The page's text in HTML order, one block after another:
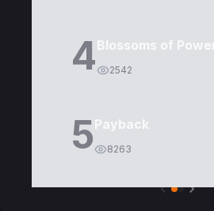
4Blossoms of
2542
5Payback
8263